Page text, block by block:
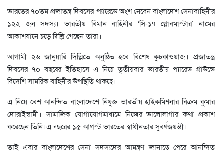
ভারতের ৭০তম প্রজাতন্ত্র দিবসের প্যারেডে অংশ নেবেন বাংলাদেশ সেনাবাহিনীর
১২২ জন সদস্য। ভারতীয় বিমান বাহিনীর ‘সি-১৭ গ্লোবমাস্টার’ নামের
আকাশযানে চড়ে দিল্লি গেছেন তারা।
আগামী ২৬ জানুয়ারি দিল্লিতে অনুষ্ঠিত হবে বিশেষ কুচকাওয়াজ। প্রজাতন্ত্র
দিবসের ৭০ বছরের ইতিহাসে এ নিয়ে তৃতীয়বার ভারতীয় প্যারেড গ্রাউন্ডে
বিদেশি সামরিক বাহিনীর উপস্থিতি থাকছে।
এ নিয়ে বেশ আনন্দিত বাংলাদেশে নিযুক্ত ভারতীয় হাইকমিশনার বিক্রম কুমার
দোরাইস্বামী। সামাজিক যোগাযোগমাধ্যমে নিজের ভালোলাগার কথা প্রকাশ
করেছেন তিনি।এ বছরের ১৫ আগস্ট ভারতের স্বাধীনতার সুবর্ণজয়ন্তী।
তাই এবার বাংলাদেশের সেনা সদস্যদের আমন্ত্রণ জানাতে পেরে আনন্দিত